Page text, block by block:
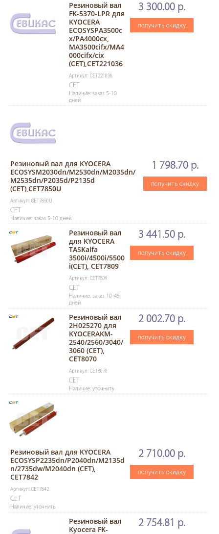
Резиновый вал
FK-5370-LPR для
KYOCERA
ECOSYSPA3500c
x/PA4000cx,
MA3500cifx/MA4
000cifx/cix
(CET),CET221036
Артикул: CET221036
CET
Наличие: заказ 5-10
дней
3 300.00 р.
получить скидку
Резиновый вал для KYOCERA
ECOSYSM2030dn/M2530dn/M2035dn/
M2535dn/P2035d/P2135d
(CET),CET7850U
Артикул: CET7850U
CET
Наличие: заказ 5-10 дней
1 798.70 р.
получить скидку
Резиновый вал
для KYOCERA
TASKalfa
3500i/4500i/5500
i(CET), CET7809
Артикул: CET7809
CET
Наличие: заказ 10-45
дней
3 441.50 р.
получить скидку
Резиновый вал
2H025270 для
KYOCERAKM-
2540/2560/3040/
3060 (CET),
CET8070
Артикул: CET8070
CET
Наличие: уточнить
2 002.70 р.
получить скидку
Резиновый вал для KYOCERA
ECOSYSP2235dn/P2040dn/M2135d
n/2735dw/M2040dn (CET),
CET7842
Артикул: CET7842
CET
Наличие: уточнить
2 710.00 р.
получить скидку
Резиновый вал
Kyocera FK-
2 754.81 р.